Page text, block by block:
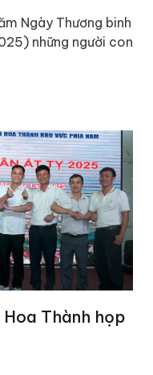
Ngày Thương binh
những người con
Thành họp